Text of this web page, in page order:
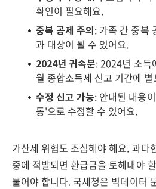
확인이 필요해요.
중복 공제 주의: 가족 간 중복
과 대상이 될 수 있어요.
2024년 귀속분: 2024년 소득
월 종합소득세 신고 기간에
수정 신고 가능: 안내된 내용
동'으로 수정할 수 있어요.
가산세 위험도 조심해야 해요. 과다
중에 적발되면 환급금을 토해내야
물어야 합니다. 국세청은 빅데이터